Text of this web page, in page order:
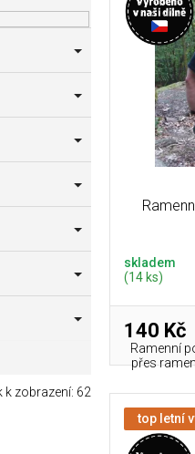
k zobrazení: 62
skladem
(14 ks)
140 Kč
Ramenní
přes
top letní